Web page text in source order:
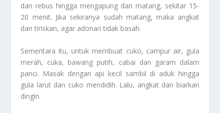
dan rebus hingga mengapung dan matang, sekitar 15-
20 menit. Jika sekiranya sudah matang, maka angkat
dan tiriskan, agar adonan tidak basah.
Sementara itu, untuk membuat cuko, campur air, gula
merah, cuka, bawang putih, cabai dan garam dalam
panci. Masak dengan api kecil sambil di aduk hingga
gula larut dan cuko mendidih. Lalu, angkat dan biarkan
dingin.